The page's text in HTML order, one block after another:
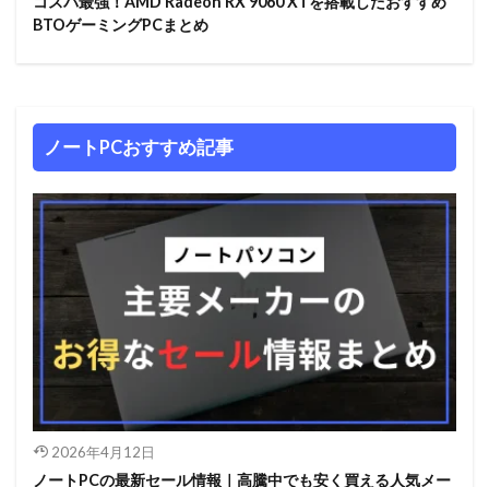
BTOゲーミングPCまとめ
ノートPCおすすめ記事
2026年4月12日
ノートPCの最新セール情報｜高騰中でも安く買える人気メー